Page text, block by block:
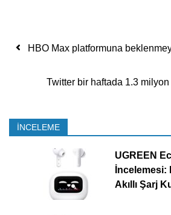
Yazı dolaşımı
HBO Max platformuna
Twitter bir haftada 1.3 milyon
İNCELEME
UGREEN
İncelemesi:
Akıllı Şarj